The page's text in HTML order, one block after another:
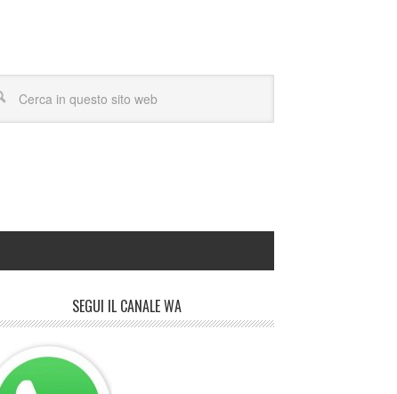
SEGUI IL CANALE WA